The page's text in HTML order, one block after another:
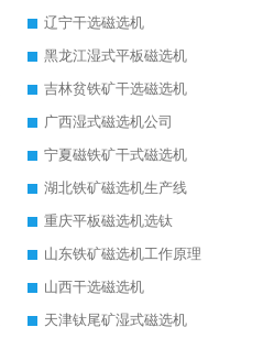
辽宁干选磁选机
黑龙江湿式平板磁选机
吉林贫铁矿干选磁选机
广西湿式磁选机公司
宁夏磁铁矿干式磁选机
湖北铁矿磁选机生产线
重庆平板磁选机选钛
山东铁矿磁选机工作原理
山西干选磁选机
天津钛尾矿湿式磁选机